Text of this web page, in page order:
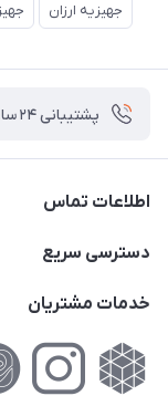
جهیزیه ارزان
پشتیبانی ۲۴ ساعته
اطلاعات تماس
02177111474
کوچه گلریز 4 غربی ، پلاک 13
دسترسی سریع
حساب کاربری
لیست محصولات
خدمات مشتریان
راهنمای‌خرید‌آنلاین
حریم خصوصی